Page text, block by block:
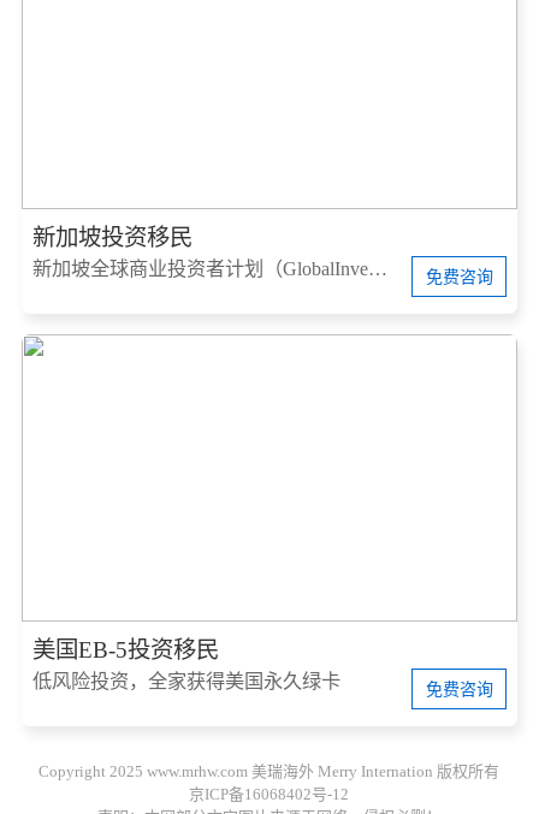
新加坡投资移民
新加坡全球商业投资者计划（GlobalInvestorProgram，简称GIP） 免费咨询
美国EB-5投资移民
低风险投资，全家获得美国永久绿卡 免费咨询
Copyright 2025 www.mrhw.com 美瑞海外 Merry Internation 版权所有
京ICP备16068402号-12